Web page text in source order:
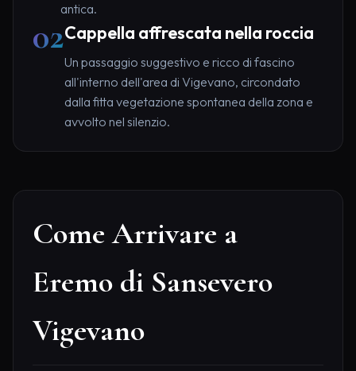
antica.
02Cappella affrescata nella roccia
Un passaggio suggestivo e ricco di fascino
all'interno dell'area di Vigevano, circondato
dalla fitta vegetazione spontanea della zona e
avvolto nel silenzio.
Come Arrivare a
Eremo di Sansevero
Vigevano